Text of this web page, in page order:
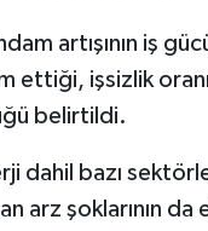
artışının iş
ettiği, işsizlik
belirtildi.
dahil bazı
arz şoklarının da